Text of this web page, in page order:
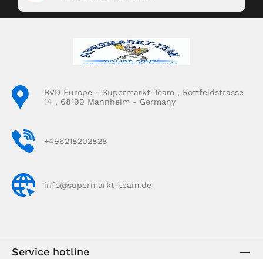
BVD Europe - Supermarkt-Team , Rottfeldstrasse
14 , 68199 Mannheim - Germany
+496218202828
info@supermarkt-team.de
Service hotline